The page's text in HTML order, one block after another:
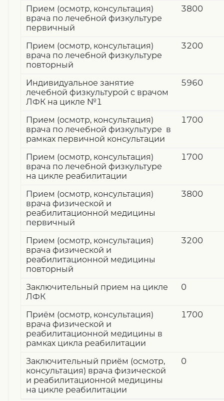
Прием (осмотр, консультация)
врача по лечебной физкультуре
первичный
3800
Прием (осмотр, консультация)
врача по лечебной физкультуре
повторный
3200
Индивидуальное занятие
лечебной физкультурой с врачом
ЛФК на цикле №1
5960
Прием (осмотр, консультация)
врача по лечебной физкультуре в
рамках первичной консультации
1700
Прием (осмотр, консультация)
врача по лечебной физкультуре
на цикле реабилитации
1700
Прием (осмотр, консультация)
врача физической и
реабилитационной медицины
первичный
3800
Прием (осмотр, консультация)
врача физической и
реабилитационной медицины
повторный
3200
Заключительный прием на цикле
ЛФК
0
Приём (осмотр, консультация)
врача физической и
реабилитационной медицины в
рамках цикла реабилитации
1700
Заключительный приём (осмотр,
консультация) врача физической
и реабилитационной медицины
на цикле реабилитации
0